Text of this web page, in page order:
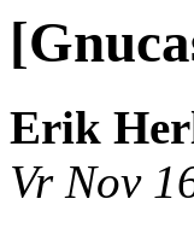
Erik
Vr Nov